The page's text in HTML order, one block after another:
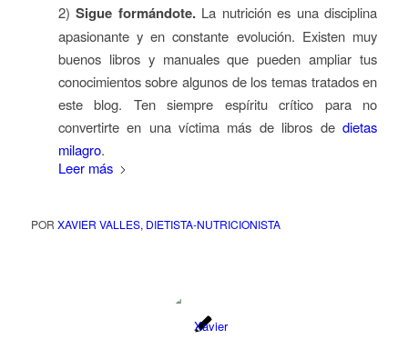
2)Sigue formándote.La nutrición es una disciplina
apasionante y en constante evolución. Existen muy
buenos libros y manuales que pueden ampliar tus
conocimientos sobre algunos de los temas tratados en
este blog. Ten siempre espíritu crítico para no
convertirte en una víctima más de libros dedietas
milagro.
Leer más
POR XAVIER VALLES, DIETISTA-NUTRICIONISTA